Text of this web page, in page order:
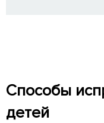
Способы
детей